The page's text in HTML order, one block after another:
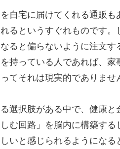
自宅に届けてくれる通販も
るというすぐれものです
ると偏らないように注文
持っている人であれば、家
てそれは現実的でありませ
選択肢がある中で、健康と
む回路」を脳内に構築する
いと感じられるようになる